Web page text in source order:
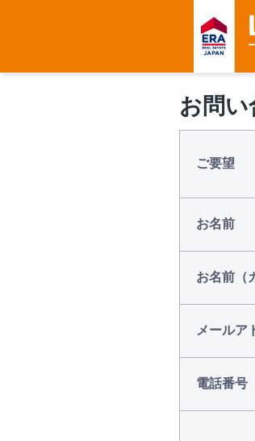
お問い
ご要望
お名前
お名前（
メールア
電話番号